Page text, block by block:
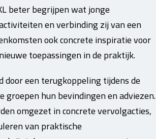
beter begrijpen wat jonge
en verbinding zij van een
ook concrete inspiratie voor
toepassingen in de praktijk.
een terugkoppeling tijdens de
groepen hun bevindingen en adviezen.
omgezet in concrete vervolgacties,
van praktische